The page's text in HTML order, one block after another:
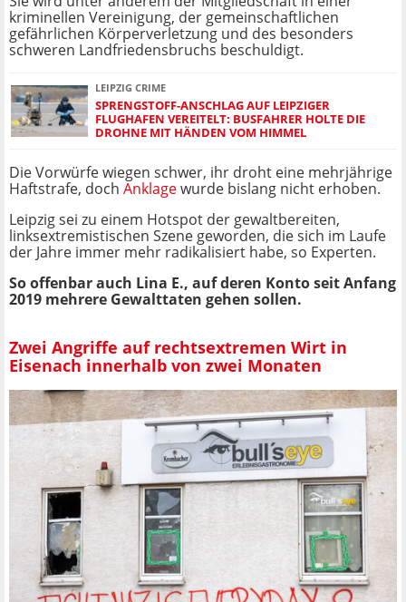
kriminellen Vereinigung, der gemeinschaftlichen
gefährlichen Körperverletzung und des besonders
schweren Landfriedensbruchs beschuldigt.
LEIPZIG CRIME
SPRENGSTOFF-ANSCHLAG AUF LEIPZIGER
FLUGHAFEN VEREITELT: BUSFAHRER HOLTE DIE
DROHNE MIT HÄNDEN VOM HIMMEL
Die Vorwürfe wiegen schwer, ihr droht eine mehrjährige
Haftstrafe, doch Anklagewurde bislang nicht erhoben.
Leipzig sei zu einem Hotspot der gewaltbereiten,
linksextremistischen Szene geworden, die sich im Laufe
der Jahre immer mehr radikalisiert habe, so Experten.
So offenbar auch Lina E., auf deren Konto seit Anfang
2019 mehrere Gewalttaten gehen sollen.
Zwei Angriffe auf rechtsextremen Wirt in
Eisenach innerhalb von zwei Monaten